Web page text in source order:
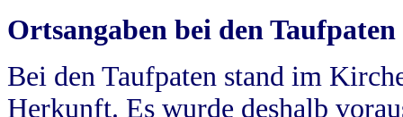
Ortsangaben bei den Taufpaten
Bei den Taufpaten stand im
Herkunft. Es wurde deshalb